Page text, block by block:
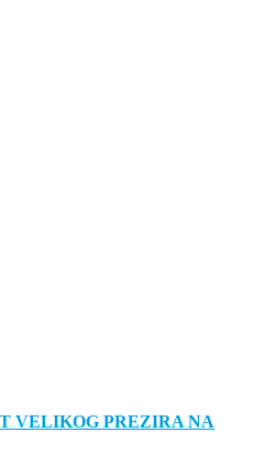
VELIKOG PREZIRA NA